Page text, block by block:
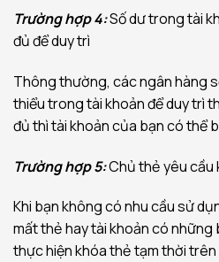
Trường hợp 4:Số dư trong tài
đủ để duy trì
Thông thường, các ngân hàng
thiểu trong tài khoản để duy trì
đủ thì tài khoản của bạn có thể
Trường hợp 5:Chủ thẻ yêu cầu
Khi bạn không có nhu cầu sử
mất thẻ hay tài khoản có
thực hiện khóa thẻ tạm thời